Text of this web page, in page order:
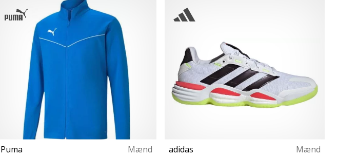
40 41⅓ 42 42⅔ 43⅓ 44 44⅔ 45⅓ 46 47⅓ 48
48⅔ 50
Puma
Mænd
adidas
Mænd